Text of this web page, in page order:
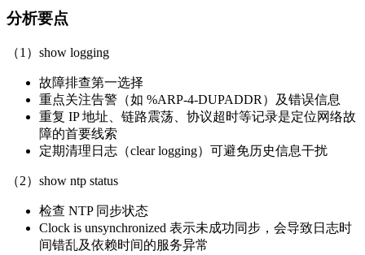
分析要点
（1）show logging
故障排查第一选择
重点关注告警（如 %ARP-4-DUPADDR）及错误信息
重复 IP 地址、链路震荡、协议超时等记录是定位网络故
障的首要线索
定期清理日志（clear logging）可避免历史信息干扰
（2）show ntp status
检查 NTP 同步状态
Clock is unsynchronized 表示未成功同步，会导致日志时
间错乱及依赖时间的服务异常